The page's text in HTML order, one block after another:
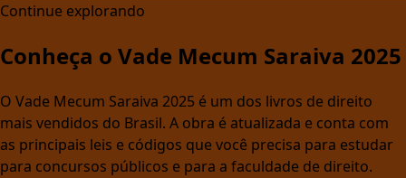
Continue explorando
Conheça o Vade Mecum Saraiva 2025
O Vade Mecum Saraiva 2025 é um dos livros de direito
mais vendidos do Brasil. A obra é atualizada e conta com
as principais leis e códigos que você precisa para estudar
para concursos públicos e para a faculdade de direito.